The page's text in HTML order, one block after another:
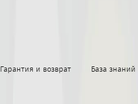
Гарантия и возврат База знаний